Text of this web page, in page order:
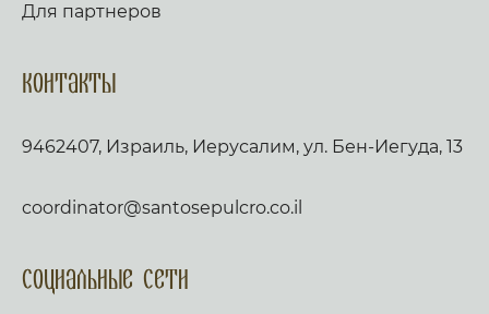
Для партнеров
Контакты
9462407, Израиль, Иерусалим, ул. Бен-Иегуда, 13
coordinator@santosepulcro.co.il
Социальные сети